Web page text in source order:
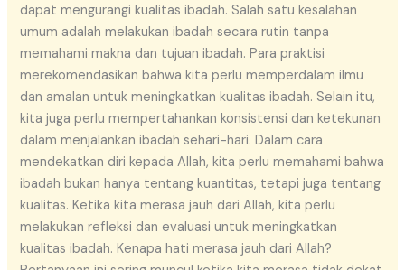
dapat mengurangi kualitas ibadah. Salah satu kesalahan
umum adalah melakukan ibadah secara rutin tanpa
memahami makna dan tujuan ibadah. Para praktisi
merekomendasikan bahwa kita perlu memperdalam ilmu
dan amalan untuk meningkatkan kualitas ibadah. Selain itu,
kita juga perlu mempertahankan konsistensi dan ketekunan
dalam menjalankan ibadah sehari-hari. Dalam cara
mendekatkan diri kepada Allah, kita perlu memahami bahwa
ibadah bukan hanya tentang kuantitas, tetapi juga tentang
kualitas. Ketika kita merasa jauh dari Allah, kita perlu
melakukan refleksi dan evaluasi untuk meningkatkan
kualitas ibadah. Kenapa hati merasa jauh dari Allah?